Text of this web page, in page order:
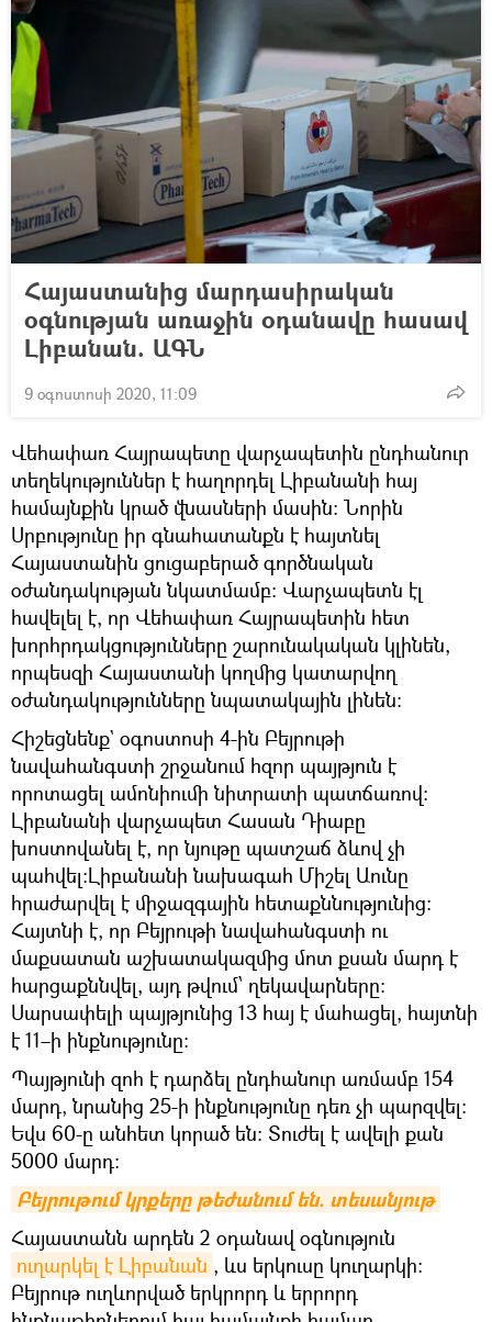
Հայաստանից մարդասիրական
օգնության առաջին օդանավը հասավ
Լիբանան. ԱԳՆ
9 օգոստոսի 2020, 11:09
Վեհափառ Հայրապետը վարչապետին ընդհանուր
տեղեկություններ է հաղորդել Լիբանանի հայ
համայնքին կրած վնասների մասին: Նորին
Սրբությունը իր գնահատանքն է հայտնել
Հայաստանին ցուցաբերած գործնական
օժանդակության նկատմամբ: Վարչապետն էլ
հավելել է, որ Վեհափառ Հայրապետին հետ
խորհրդակցությունները շարունակական կլինեն,
որպեսզի Հայաստանի կողմից կատարվող
օժանդակությունները նպատակային լինեն:
Հիշեցնենք` օգոստոսի 4-ին Բեյրութի
նավահանգստի շրջանում հզոր պայթյուն է
որոտացել ամոնիումի նիտրատի պատճառով։
Լիբանանի վարչապետ Հասան Դիաբը
խոստովանել է, որ նյութը պատշաճ ձևով չի
պահվել։Լիբանանի նախագահ Միշել Աունը
հրաժարվել է միջազգային հետաքննությունից։
Հայտնի է, որ Բեյրութի նավահանգստի ու
մաքսատան աշխատակազմից մոտ քսան մարդ է
հարցաքննվել, այդ թվում՝ ղեկավարները։
Սարսափելի պայթյունից 13 հայ է մահացել, հայտնի
է 11–ի ինքնությունը։
Պայթյունի զոհ է դարձել ընդհանուր առմամբ 154
մարդ, նրանից 25-ի ինքնությունը դեռ չի պարզվել։
Եվս 60-ը անհետ կորած են։ Տուժել է ավելի քան
5000 մարդ։
Բեյրութում կրքերը թեժանում են. տեսանյութ
Հայաստանն արդեն 2 օդանավ օգնություն
ուղարկել է Լիբանան , ևս երկուսը կուղարկի։
Բեյրութ ուղևորված երկրորդ և երրորդ